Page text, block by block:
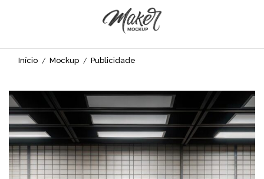
Início / Mockup / Publicidade